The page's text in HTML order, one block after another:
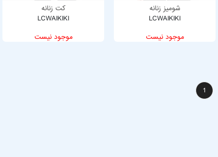
شومیز زنانه
LCWAIKIKI
موجود نیست
کت زنانه
LCWAIKIKI
موجود نیست
1